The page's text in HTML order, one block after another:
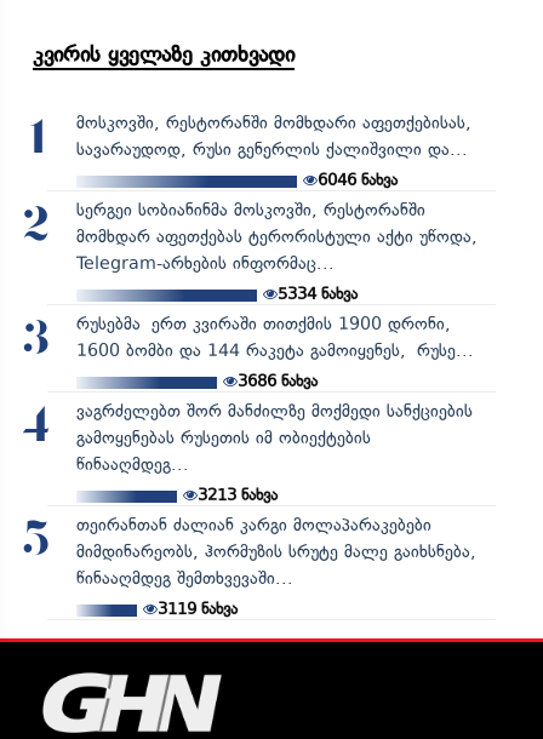
კვირის ყველაზე კითხვადი
1
მოსკოვში, რესტორანში მომხდარი აფეთქებისას,
სავარაუდოდ, რუსი გენერლის ქალიშვილი და...
6046ნახვა
2
სერგეი სობიანინმა მოსკოვში, რესტორანში
მომხდარ აფეთქებას ტერორისტული აქტი უწოდა,
Telegram-არხების ინფორმაც...
5334ნახვა
3
რუსებმა ერთ კვირაში თითქმის 1900 დრონი,
1600 ბომბი და 144 რაკეტა გამოიყენეს, რუსე...
3686ნახვა
4
ვაგრძელებთ შორ მანძილზე მოქმედი სანქციების
გამოყენებას რუსეთის იმ ობიექტების
წინააღმდეგ...
3213ნახვა
5
თეირანთან ძალიან კარგი მოლაპარაკებები
მიმდინარეობს, ჰორმუზის სრუტე მალე გაიხსნება,
წინააღმდეგ შემთხვევაში...
3119ნახვა